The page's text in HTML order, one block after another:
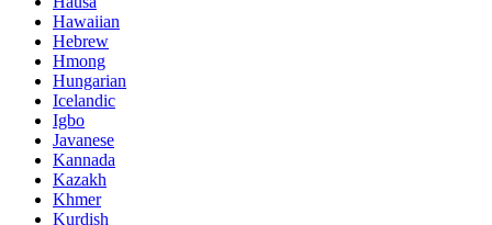
Hawaiian
Hebrew
Hmong
Hungarian
Icelandic
Igbo
Javanese
Kannada
Kazakh
Khmer
Kurdish